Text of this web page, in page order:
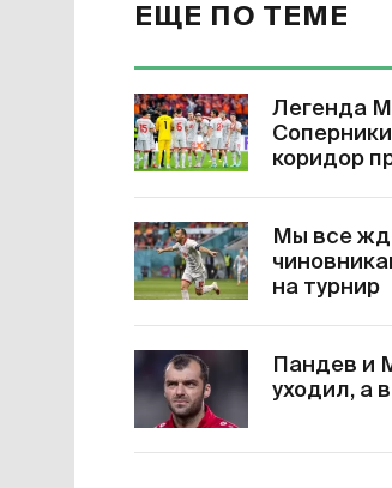
ЕЩЕ ПО ТЕМЕ
Легенда
коридор
Мы все
на турнир
Пандев и
уходил, а